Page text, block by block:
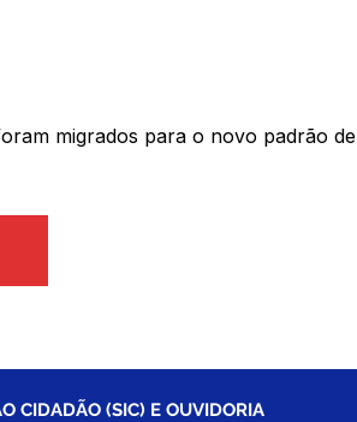
migrados para o novo padrão de
CIDADÃO (SIC) E OUVIDORIA